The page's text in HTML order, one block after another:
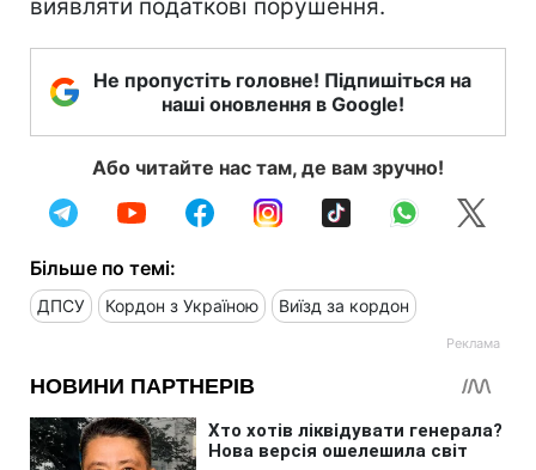
виявляти податкові порушення.
Не пропустіть головне! Підпишіться на
наші оновлення в Google!
Або читайте нас там, де вам зручно!
Більше по темі:
ДПСУ Кордон з Україною Виїзд за кордон